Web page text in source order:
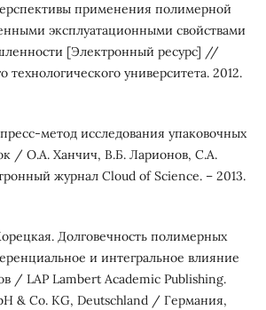
применения полимерной
эксплуатационными свойствами
[Электронный ресурс] //
технологического университета. 2012.
метод исследования упаковочных
/ О.А. Ханчич, В.Б. Ларионов, С.А.
журнал Cloud of Science. – 2013.
Долговечность полимерных
и интегральное влияние
/ LAP Lambert Academic Publishing.
& Co. KG, Deutschland / Германия,